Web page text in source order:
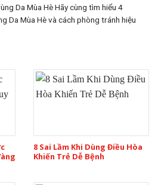
Da Mùa Hè Hãy cùng tìm hiểu 4
Da Mùa Hè và cách phòng tránh hiệu
8 Sai Lầm Khi Dùng Điều Hòa
Khiến Trẻ Dễ Bệnh